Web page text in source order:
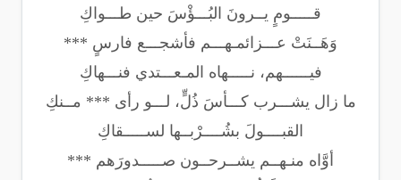
قـــــومٍ يــرونَ البُـــؤْسَ حين طـــواكِ
وَهَــنَتْ عـــزائمـهـــم فأشجـــع فارسٍ ***
فيــــــهم، نـــــهاه المـعـــتدي فنـــهاكِ
ما زال يشـــرب كـــأسَ ذُلٍّ، لـــو رأى *** مــنكِ
القبــــولَ بشُــــرْبــها لســـــقاكِ
أوَّاه منـهــم يشــرحــون صـــــدورَهم ***